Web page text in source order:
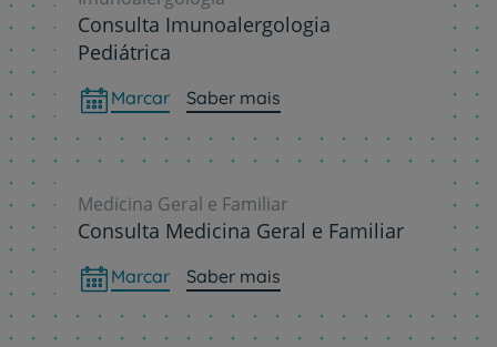
Consulta Imunoalergologia
Pediátrica
Marcar Saber mais
Medicina Geral e Familiar
Consulta Medicina Geral e Familiar
Marcar Saber mais